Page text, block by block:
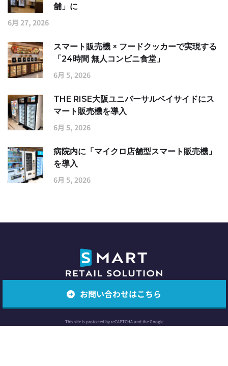
舗」に
6月 27, 2026
スマート販売機 × フードクッカーで実現する
「24時間 無人コンビニ食堂」
6月 5, 2026
THE RISE大阪ユニバーサルベイサイドにス
マート販売機を導入
6月 5, 2026
病院内に「マイクロ店舗型スマート販売機」
を導入
6月 5, 2026
Copyright © 2025 Smart Retail All Rights Reserved.
This site is protected by reCAPTCHA and the Google
お問い合わせはこちら